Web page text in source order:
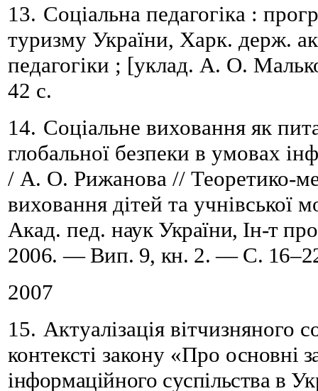
13. Соціальна педагогіка :
туризму України, Харк. держ.
педагогіки ; [уклад. А. О.
42 с.
14. Соціальне виховання як
глобальної безпеки в умовах і
/ А. О. Рижанова // Теоретико-
виховання дітей та учнівської
Акад. пед. наук України, Ін-т
2006. — Вип. 9, кн. 2. — С. 16–
2007
15. Актуалізація вітчизняного
контексті закону «Про основні
інформаційного суспільства в